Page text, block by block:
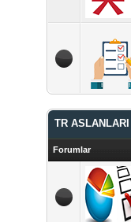
TR ASLANLARI
Forumlar